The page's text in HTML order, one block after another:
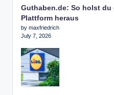
Guthaben.de: So holst du
Plattform heraus
by maxfriedrich
July 7, 2026